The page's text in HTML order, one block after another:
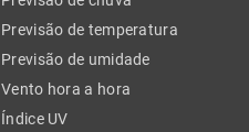
Previsão de temperatura
Previsão de umidade
Vento hora a hora
Índice UV